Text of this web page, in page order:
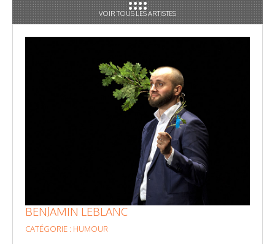
VOIR TOUS LES ARTISTES
BENJAMIN LEBLANC
CATÉGORIE : HUMOUR